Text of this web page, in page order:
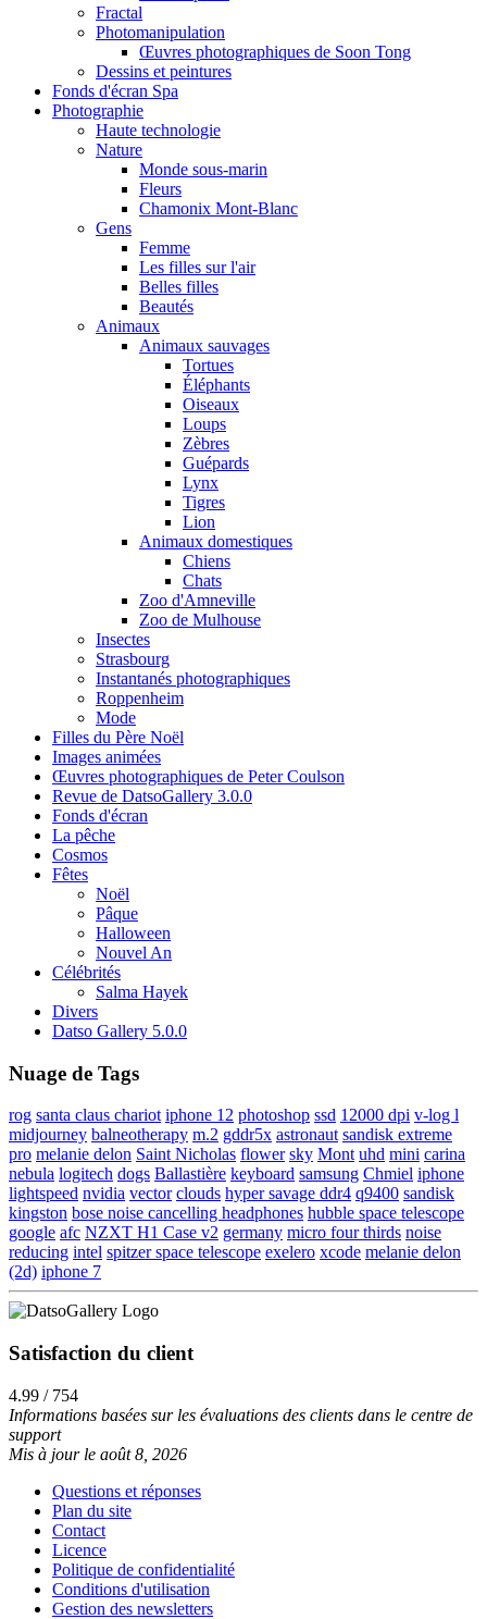
Fractal
Photomanipulation
Œuvres photographiques de Soon Tong
Dessins et peintures
Fonds d'écran Spa
Photographie
Haute technologie
Nature
Monde sous-marin
Fleurs
Chamonix Mont-Blanc
Gens
Femme
Les filles sur l'air
Belles filles
Beautés
Animaux
Animaux sauvages
Tortues
Éléphants
Oiseaux
Loups
Zèbres
Guépards
Lynx
Tigres
Lion
Animaux domestiques
Chiens
Chats
Zoo d'Amneville
Zoo de Mulhouse
Insectes
Strasbourg
Instantanés photographiques
Roppenheim
Mode
Filles du Père Noël
Images animées
Œuvres photographiques de Peter Coulson
Revue de DatsoGallery 3.0.0
Fonds d'écran
La pêche
Cosmos
Fêtes
Noël
Pâque
Halloween
Nouvel An
Célébrités
Salma Hayek
Divers
Datso Gallery 5.0.0
Nuage de Tags
rog santa claus chariot iphone 12 photoshop ssd 12000 dpi v-log l
midjourney balneotherapy m.2 gddr5x astronaut sandisk extreme
pro melanie delon Saint Nicholas flower sky Mont uhd mini carina
nebula logitech dogs Ballastière keyboard samsung Chmiel iphone
lightspeed nvidia vector clouds hyper savage ddr4 q9400 sandisk
kingston bose noise cancelling headphones hubble space telescope
google afc NZXT H1 Case v2 germany micro four thirds noise
reducing intel spitzer space telescope exelero xcode melanie delon
(2d) iphone 7
Satisfaction du client
4.99 / 754
Informations basées sur les évaluations des clients dans le centre de
support
Mis à jour le août 8, 2026
Questions et réponses
Plan du site
Contact
Licence
Politique de confidentialité
Conditions d'utilisation
Gestion des newsletters